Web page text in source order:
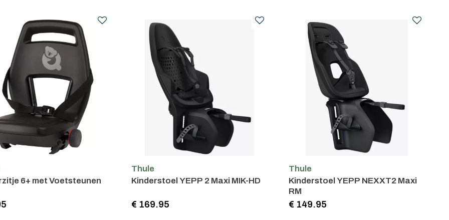
6+ met Voetsteunen
Thule
Kinderstoel YEPP 2 Maxi MIK-HD
€ 169.95
Thule
Kinderstoel YEPP NEXXT2 Maxi
RM
€ 149.95